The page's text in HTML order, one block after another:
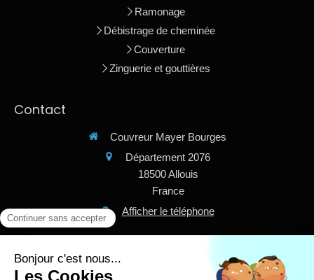
Ramonage
Débistrage de cheminée
Couverture
Zinguerie et gouttières
Contact
Couvreur Mayer Bourges
Département 2076
18500 Allouis
France
Afficher le téléphone